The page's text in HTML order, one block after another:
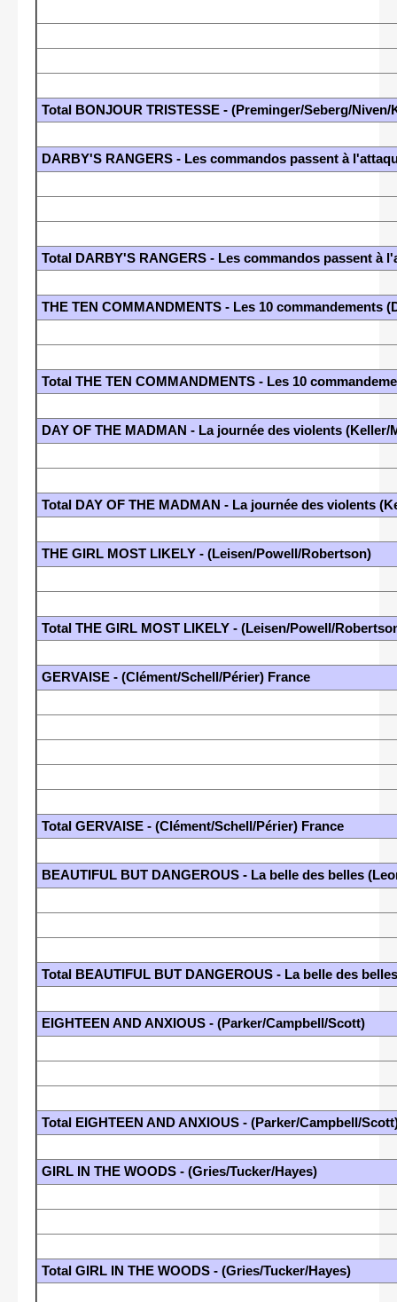
Total BONJOUR TRISTESSE - (Preminger/Seberg/Niven/
DARBY'S RANGERS - Les commandos passent à
Total DARBY'S RANGERS - Les commandos passent à
THE TEN COMMANDMENTS - Les 10 commandements
Total THE TEN COMMANDMENTS - Les 10
DAY OF THE MADMAN - La journée des violents (Keller/
Total DAY OF THE MADMAN - La journée des violents
THE GIRL MOST LIKELY - (Leisen/Powell/Robertson)
Total THE GIRL MOST LIKELY - (Leisen/Powell/
GERVAISE - (Clément/Schell/Périer) France
Total GERVAISE - (Clément/Schell/Périer) France
BEAUTIFUL BUT DANGEROUS - La belle des belles
Total BEAUTIFUL BUT DANGEROUS - La belle des
EIGHTEEN AND ANXIOUS - (Parker/Campbell/Scott)
Total EIGHTEEN AND ANXIOUS - (Parker/Campbell/
GIRL IN THE WOODS - (Gries/Tucker/Hayes)
Total GIRL IN THE WOODS - (Gries/Tucker/Hayes)